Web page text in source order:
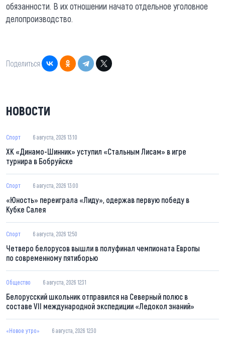
обязанности. В их отношении начато отдельное уголовное
делопроизводство.
Поделиться:
НОВОСТИ
Спорт 6 августа, 2026 13:10
ХК «Динамо-Шинник» уступил «Стальным Лисам» в игре
турнира в Бобруйске
Спорт 6 августа, 2026 13:00
«Юность» переиграла «Лиду», одержав первую победу в
Кубке Салея
Спорт 6 августа, 2026 12:50
Четверо белорусов вышли в полуфинал чемпионата Европы
по современному пятиборью
Общество 6 августа, 2026 12:31
Белорусский школьник отправился на Северный полюс в
составе VII международной экспедиции «Ледокол знаний»
«Новое утро» 6 августа, 2026 12:30